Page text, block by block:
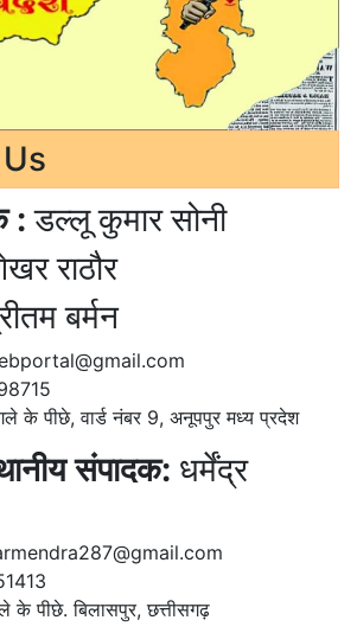
: डल्लू कुमार सोनी
राठौर
बर्मन
के पीछे, वार्ड नंबर 9, अनूपपुर मध्य प्रदेश
संपादक: धर्मेंद्र
के पीछे. बिलासपुर, छत्तीसगढ़